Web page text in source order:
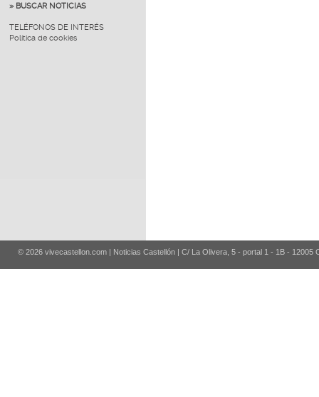
» BUSCAR NOTICIAS
TELÉFONOS DE INTERÉS
Política de cookies
© 2026 vivecastellon.com | Noticias Castellón | C/ La Olivera, 5 - portal 1 - 1B - 12005